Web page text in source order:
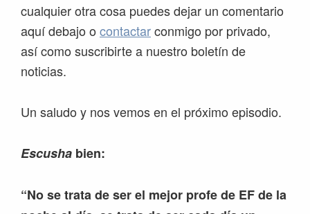
cualquier otra cosa puedes dejar un comentario
aquí debajo o contactarconmigo por privado,
así como suscribirte a nuestro boletín de
noticias.
Un saludo y nos vemos en el próximo episodio.
Escusha bien:
“No se trata de ser el mejor profe de EF de la